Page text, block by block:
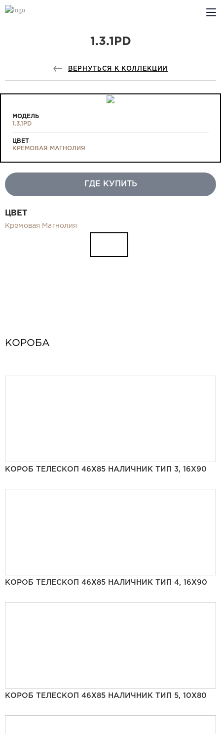
КОМПАНИЯ
PROFILDOORS
ТЕХПОДДЕРЖКА
Рекламные материалы
1.3.1PD
ВЕРНУТЬСЯ К КОЛЛЕКЦИИ
МОДЕЛЬ
1.3.1PD
ЦВЕТ
КРЕМОВАЯ МАГНОЛИЯ
ГДЕ КУПИТЬ
ЦВЕТ
Кремовая Магнолия
КОРОБА
КОРОБ ТЕЛЕСКОП 46Х85 НАЛИЧНИК ТИП 3, 16Х90
КОРОБ ТЕЛЕСКОП 46Х85 НАЛИЧНИК ТИП 4, 16Х90
КОРОБ ТЕЛЕСКОП 46Х85 НАЛИЧНИК ТИП 5, 10Х80